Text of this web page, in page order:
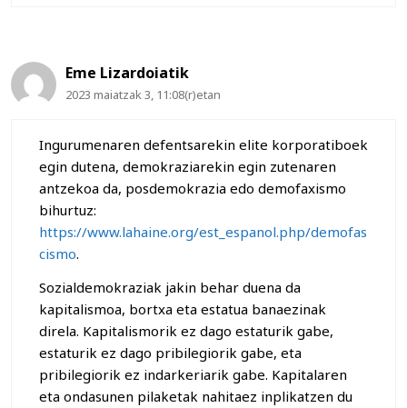
Eme Lizardoiatik
2023 maiatzak 3, 11:08(r)etan
Ingurumenaren defentsarekin elite korporatiboek
egin dutena, demokraziarekin egin zutenaren
antzekoa da, posdemokrazia edo demofaxismo
bihurtuz:
https://www.lahaine.org/est_espanol.php/demofas
cismo.
Sozialdemokraziak jakin behar duena da
kapitalismoa, bortxa eta estatua banaezinak
direla. Kapitalismorik ez dago estaturik gabe,
estaturik ez dago pribilegiorik gabe, eta
pribilegiorik ez indarkeriarik gabe. Kapitalaren
eta ondasunen pilaketak nahitaez inplikatzen du